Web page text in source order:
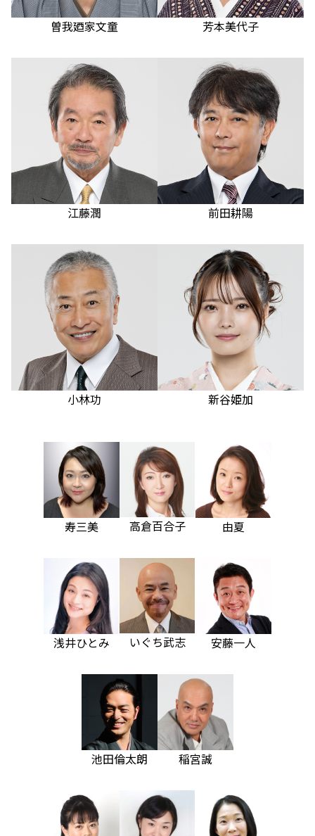
曽我廼家文童 芳本美代子
江藤潤 前田耕陽
小林功 新谷姫加
寿三美 高倉百合子 由夏
浅井ひとみ いぐち武志 安藤一人
池田倫太朗 稲宮誠